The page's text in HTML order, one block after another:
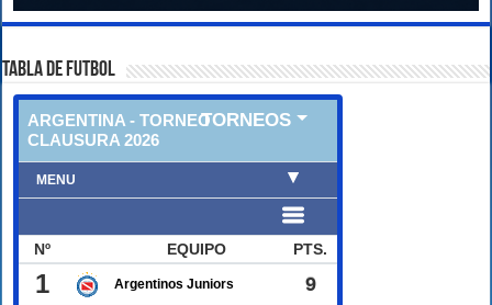
TABLA DE FUTBOL